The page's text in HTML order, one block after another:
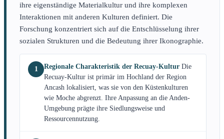
ihre eigenständige Materialkultur und ihre komplexen
Interaktionen mit anderen Kulturen definiert. Die
Forschung konzentriert sich auf die Entschlüsselung ihrer
sozialen Strukturen und die Bedeutung ihrer Ikonographie.
1 Regionale Charakteristik der Recuay-Kultur Die
Recuay-Kultur ist primär im Hochland der Region
Ancash lokalisiert, was sie von den Küstenkulturen
wie Moche abgrenzt. Ihre Anpassung an die Anden-
Umgebung prägte ihre Siedlungsweise und
Ressourcennutzung.